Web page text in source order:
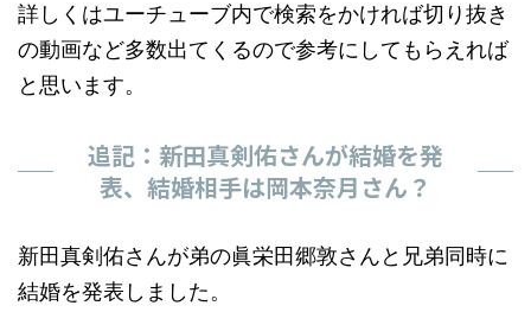
詳しくはユーチューブ内で検索をかければ切り抜き
の動画など多数出てくるので参考にしてもらえれば
と思います。
追記：新田真剣佑さんが結婚を発
表、結婚相手は岡本奈月さん？
新田真剣佑さんが弟の眞栄田郷敦さんと兄弟同時に
結婚を発表しました。